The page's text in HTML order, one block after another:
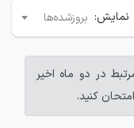
نمایش: بروزشده‌ها
در دو ماه اخیر
کنید.